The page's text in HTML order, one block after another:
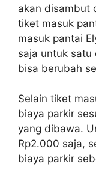
akan disambut
tiket masuk
masuk pantai
saja untuk satu
bisa berubah
Selain tiket
biaya parkir
yang dibawa.
Rp2.000 saja,
biaya parkir